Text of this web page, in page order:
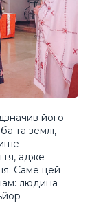
його
та землі,
адже
Саме цей
людина